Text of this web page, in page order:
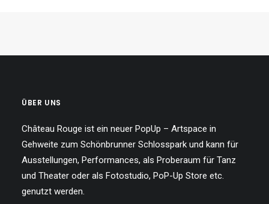
ÜBER UNS
Château Rouge ist ein neuer PopUp – Artspace in
Gehweite zum Schönbrunner Schlosspark und kann für
Ausstellungen, Performances, als Proberaum für Tanz
und Theater oder als Fotostudio, PoP-Up Store etc.
genutzt werden.